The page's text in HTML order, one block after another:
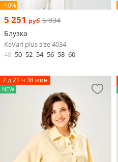
-10%
5 251 руб 5 834
Блузка
KaVari plus size 4034
48 50 52 54 56 58 60
2 д 21 ч 38 мин
NEW